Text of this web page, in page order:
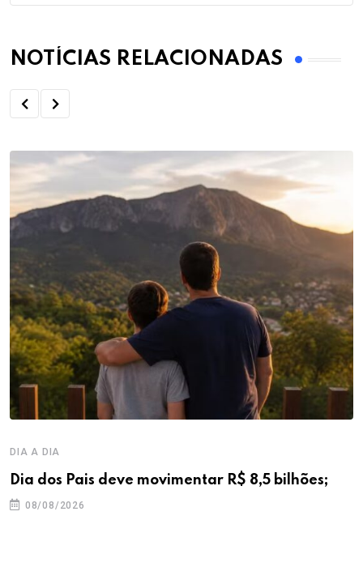
NOTÍCIAS RELACIONADAS
DIA A DIA
Dia dos Pais deve movimentar R$ 8,5 bilhões;
08/08/2026